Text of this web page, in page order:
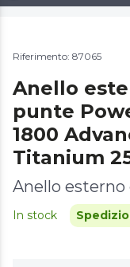
Riferimento: 87065
Anello
punte
1800
Titanium
Anello esterno
In stock